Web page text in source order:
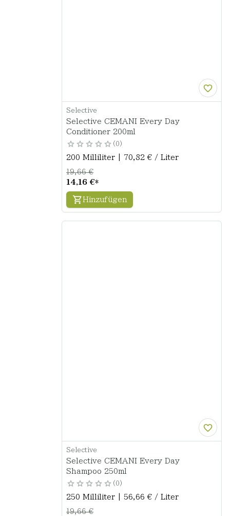
Selective
Selective CEMANI Every Day
Conditioner 200ml
0
200 Milliliter | 70,82 € / Liter
14,16 €*
19,66 €
Hinzufügen
Selective
Selective CEMANI Every Day
Shampoo 250ml
0
250 Milliliter | 56,66 € / Liter
19,66 €